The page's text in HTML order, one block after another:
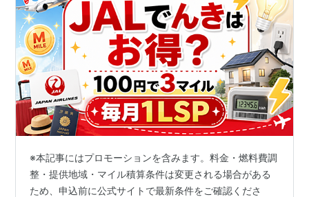
※本記事にはプロモーションを含みます。料金・燃料費調
整・提供地域・マイル積算条件は変更される場合がある
ため、申込前に公式サイトで最新条件をご確認くださ